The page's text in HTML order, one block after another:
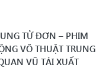
TỬ ĐƠN – PHIM
VÕ THUẬT TRUNG
VŨ TÁI XUẤT